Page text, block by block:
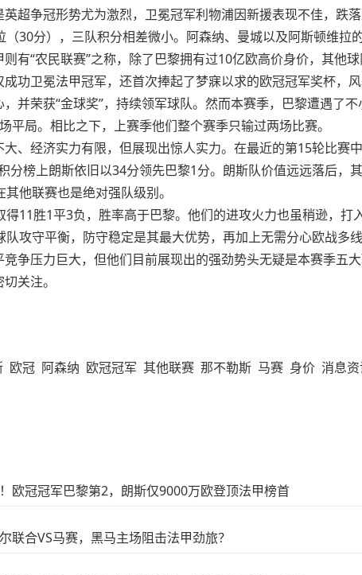
超争冠形势尤为激烈，卫冕冠军利物浦因新援表现不佳，跌
（30分），三队积分相差微小。阿森纳、曼城以及阿斯顿维
有“农民联赛”之称，除了巴黎拥有过10亿欧高价身价，其他
功卫冕法甲冠军，还首次捧起了梦寐以求的欧冠冠军奖杯，
并荣获“金球奖”，持续领军球队。然而本赛季，巴黎遭遇了
平局。相比之下，上赛季他们整个赛季只输过两场比赛。
、经济实力有限，但展现出惊人实力。在最近的第15轮比赛
分榜上朗斯依旧以34分领先巴黎1分。朗斯队价值远远落后，
他联赛也是绝对强队级别。
得11胜1平3负，胜率高于巴黎。他们的进攻火力也虽稍逊，
队攻守平衡，防守稳定是其最大优势，再加上无需分心欧战多
争压力巨大，但他们目前展现出的强劲势头无疑是本赛季五
关注。
欧冠 阿森纳 欧冠冠军 其他联赛 那不勒斯 马赛 身价 消息
欧冠冠军巴黎第2，朗斯仅9000万欧登顶法甲榜首
联合VS马赛，黑马主场阻击法甲劲旅？